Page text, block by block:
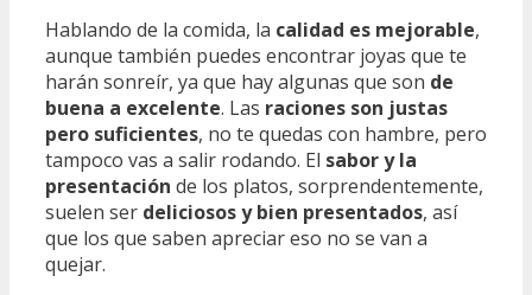
Hablando de la comida, la calidad es mejorable,
aunque también puedes encontrar joyas que te
harán sonreír, ya que hay algunas que son de
buena a excelente. Las raciones son justas
pero suficientes, no te quedas con hambre, pero
tampoco vas a salir rodando. El sabor y la
presentación de los platos, sorprendentemente,
suelen ser deliciosos y bien presentados, así
que los que saben apreciar eso no se van a
quejar.